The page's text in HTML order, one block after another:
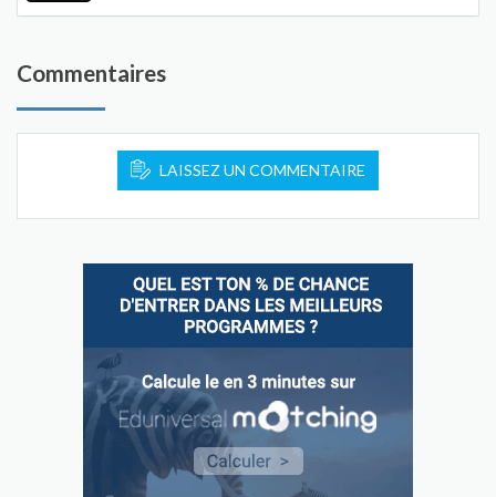
Commentaires
LAISSEZ UN COMMENTAIRE